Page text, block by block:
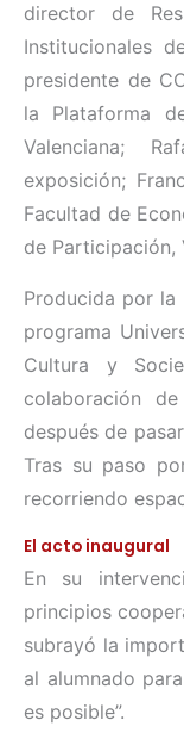
director de
Institucionales
presidente de
la Plataforma
Valenciana;
exposición;
Facultad de
de Participación,
Producida por la
programa
Cultura y
colaboración
después de
Tras su paso
recorriendo
El acto inaugural
En su
principios
subrayó la
al alumnado
es posible”.